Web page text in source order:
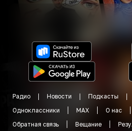
Радио Новости Подкасты
Одноклассники
MAX О нас
Обратная связь
Вещание